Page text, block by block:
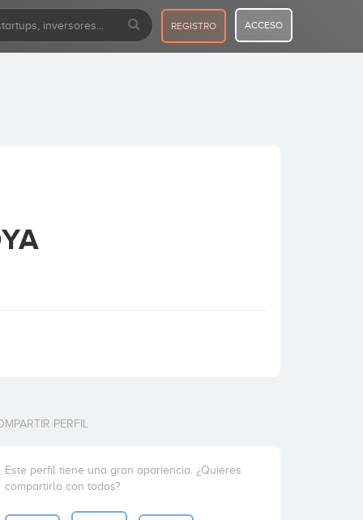
REGISTRO ACCESO
PERFIL
Este perfil tiene una gran apariencia. ¿Quieres
compartirlo con todos?